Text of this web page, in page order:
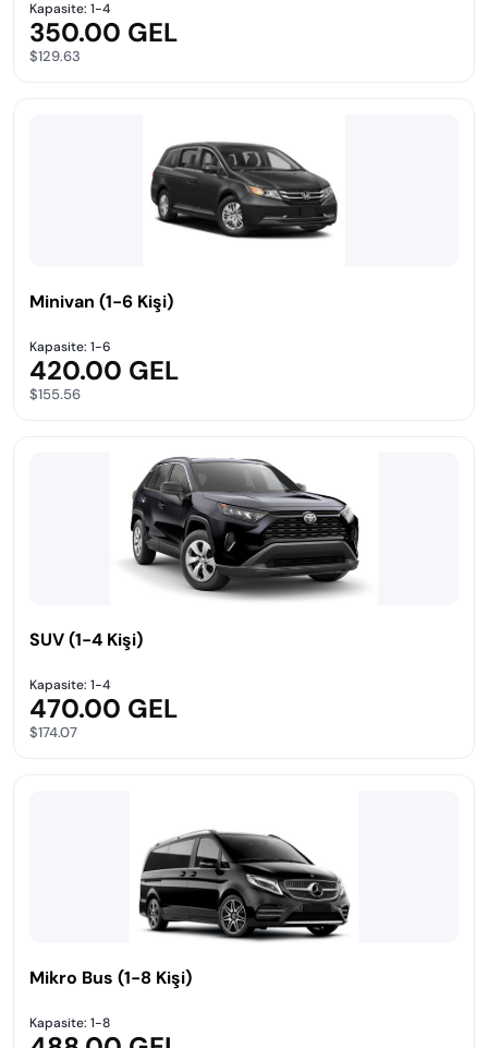
Kapasite: 1-4
350.00 GEL
$129.63
Minivan (1-6 Kişi)
Kapasite: 1-6
420.00 GEL
$155.56
SUV (1-4 Kişi)
Kapasite: 1-4
470.00 GEL
$174.07
Mikro Bus (1-8 Kişi)
Kapasite: 1-8